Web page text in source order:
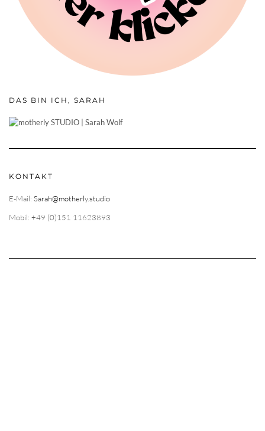
DAS BIN ICH, SARAH
KONTAKT
E-Mail: Sarah@motherly.studio
Mobil: +49 (0)151 11623893